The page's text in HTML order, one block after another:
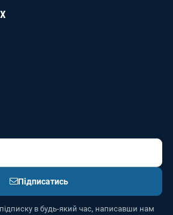
Підписатись
в будь-який час, написавши нам